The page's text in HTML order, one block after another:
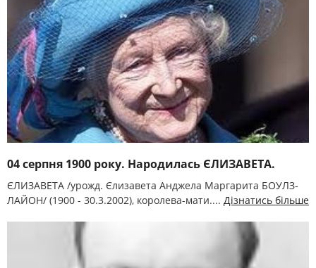
04 серпня 1900 року. Народилась ЄЛИЗАВЕТА.
ЄЛИЗАВЕТА /урожд. Єлизавета Анджела Маргарита БОУЛЗ-
ЛАЙОН/ (1900 - 30.3.2002), королева-мати.... Дізнатись більше